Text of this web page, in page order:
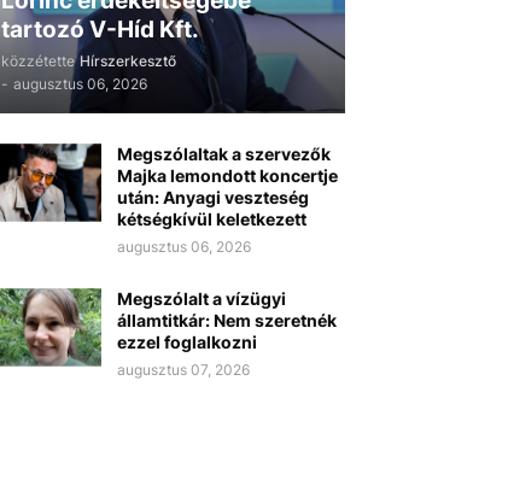
tartozó V-Híd Kft.
közzétette Hírszerkesztő
- augusztus 06, 2026
Megszólaltak a szervezők
Majka lemondott koncertje
után: Anyagi veszteség
kétségkívül keletkezett
augusztus 06, 2026
Megszólalt a vízügyi
államtitkár: Nem szeretnék
ezzel foglalkozni
augusztus 07, 2026